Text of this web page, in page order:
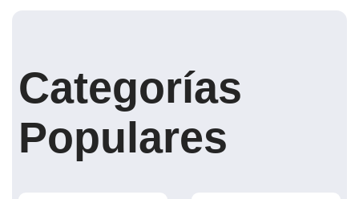
Categorías
Populares